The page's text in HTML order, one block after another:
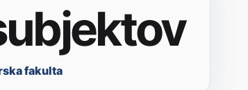
fakulta